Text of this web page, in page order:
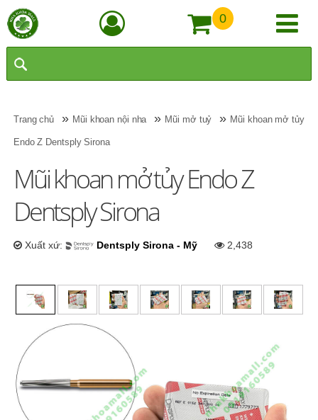
0
Trang chủ » Mũi khoan nội nha » Mũi mở tuỷ » Mũi khoan mở tủy
Endo Z Dentsply Sirona
Mũi khoan mở tủy Endo Z
Dentsply Sirona
Xuất xứ: Dentsply Sirona - Mỹ 2,438